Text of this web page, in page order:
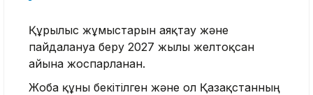
Құрылыс жұмыстарын аяқтау және
пайдалануға беру 2027 жылғы желтоқсан
айына жоспарланған.
Жоба құны бекітілген және ол Қазақстанның